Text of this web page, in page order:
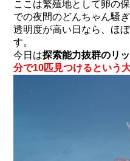
ここは繁殖地として卵の
での夜間のどんちゃん騒
透明度が高い日なら、ほ
す。
今日は探索能力抜群のリ
分で10匹見つけるという